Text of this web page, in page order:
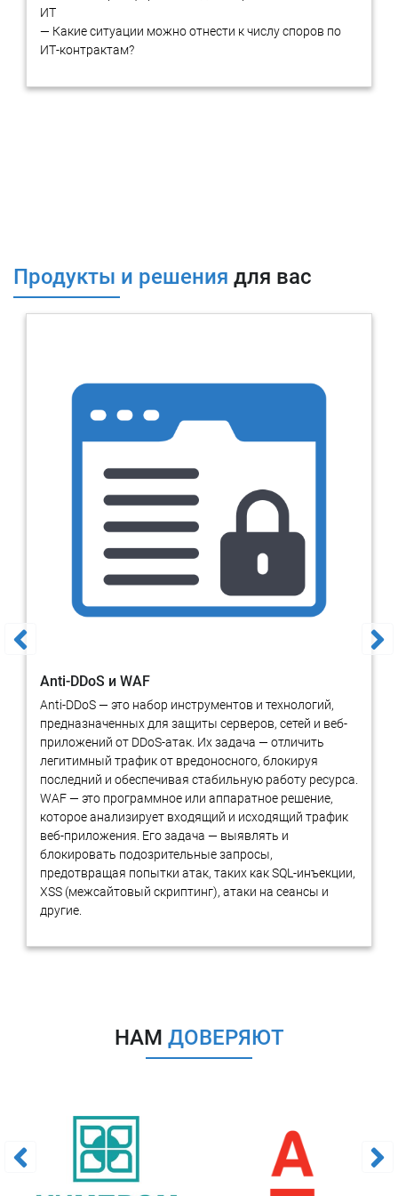
Имеются ли в статистике Яндекс Метрика сведения о
доступе к исследуемому сайту пользователя, со
следующим ClientID … ? Если да, то с помощью какого
Какой из разделов исследуемого сайта имеет
представленный договор или всё в совокупности.
Исследование будет направлено на анализ и оценку
собранные данные, настройки и конфигурации сервисов,
поведение пользователей и т.д.
Этапы проведения экспертизы
сервисов веб-аналитики
Консультация с заказчиком, уточнение всех
обстоятельств, которые могут иметь главенствующее и
доказательственное значение.
Осмотр исследуемого объекта: В зависимости от
конкретной задачи, эксперт запрашивает доступ к
административной части сайта, для просмотра данных,
посетителей, географические данные, время
пребывания на сайте, глубина просмотра и тд.)
Поиск сведений о доступе к страницам сайтов
(браузер, с которого был выполнен переход,
сведения о операционной системе, и устройства)
Выявление уникального ClientID, а также UserID
(используются для передачи параметров
посетителей и для отслеживания офлайн
конверсий)
Оформление отчета о проведенном экспертном
исследовании, оформленном в соответствии с ФЗ № 73
заказчику
Google Analytics
Инструмент используется для анализа трафика и
его источников на веб-сайте, поведения
ИТ
— Какие ситуации можно отнести к числу споров по
ИТ-контрактам?
Продукты и решения для вас
Anti-DDoS и WAF
Anti-DDoS — это набор инструментов и технологий,
предназначенных для защиты серверов, сетей и веб-
приложений от DDoS-атак. Их задача — отличить
легитимный трафик от вредоносного, блокируя
последний и обеспечивая стабильную работу ресурса.
WAF — это программное или аппаратное решение,
которое анализирует входящий и исходящий трафик
веб-приложения. Его задача — выявлять и
блокировать подозрительные запросы,
предотвращая попытки атак, таких как SQL-инъекции,
XSS (межсайтовый скриптинг), атаки на сеансы и
другие.
НАМ ДОВЕРЯЮТ